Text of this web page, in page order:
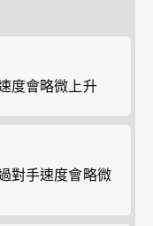
度會略微上升
對手速度會略微